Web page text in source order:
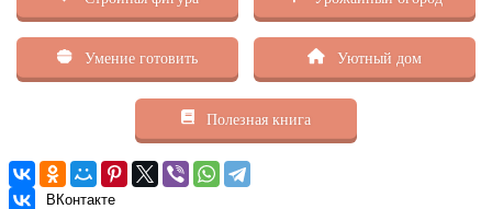
Умение готовить Уютный дом
Полезная книга
ВКонтакте